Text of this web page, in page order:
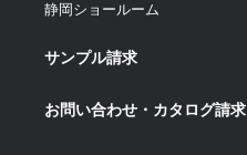
静岡ショールーム
サンプル請求
お問い合わせ・カタログ請求